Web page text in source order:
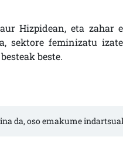
Hizpidean, eta zahar
sektore feminizatu
beste.
da, oso emakume